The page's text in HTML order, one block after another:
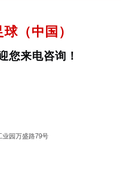
（中国）
您来电咨询！
业园万盛路79号